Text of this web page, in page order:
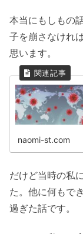
本当にもしもの
子を崩さなけれ
思います。
naomi-st.com
だけど当時の私
た。他に何もで
過ぎた話です。